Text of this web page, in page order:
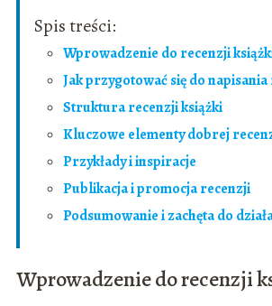
Spis treści:
Wprowadzenie do recenzji
Jak przygotować się do
Struktura recenzji książki
Kluczowe elementy dobrej
Przykłady i inspiracje
Publikacja i promocja recenzji
Podsumowanie i zachęta do
Wprowadzenie do recenzji